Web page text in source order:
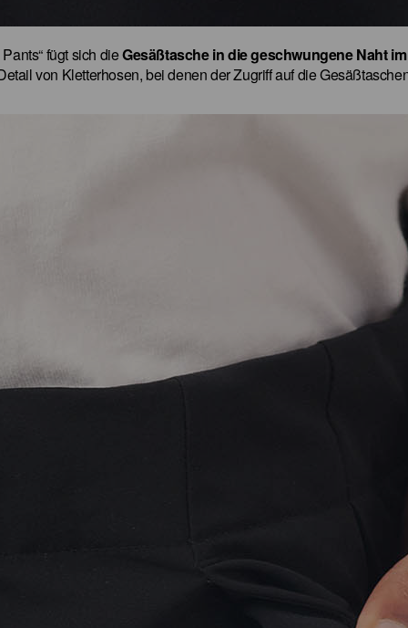
fügt sich dieGesäßtasche in die geschwungene Naht
von Kletterhosen, bei denen der Zugriff auf die